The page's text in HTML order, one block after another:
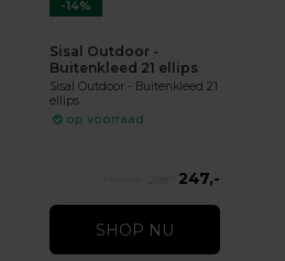
-14%
Sisal Outdoor -
Buitenkleed 21 ellips
Sisal Outdoor - Buitenkleed 21
ellips
op voorraad
247,-
SHOP NU